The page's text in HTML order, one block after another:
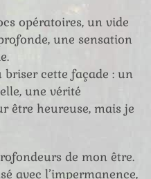
opératoires, un vide
une sensation
cette façade : un
une vérité
être heureuse, mais je
de mon être.
avec l’impermanence,